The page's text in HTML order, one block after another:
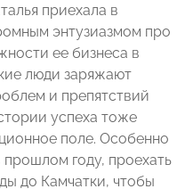
приехала в
энтузиазмом про
ее бизнеса в
люди заряжают
и препятствий
успеха тоже
поле. Особенно
году, проехать
до Камчатки, чтобы